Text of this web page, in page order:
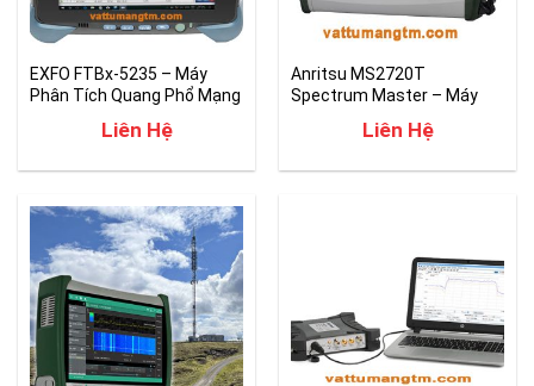
EXFO FTBx-5235 – Máy
Phân Tích Quang Phổ Mạng
Liên Hệ
Anritsu MS2720T
Spectrum Master – Máy
Liên Hệ